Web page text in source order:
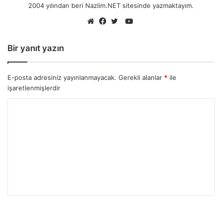
2004 yılından beri Nazlim.NET sitesinde yazmaktayım.
YouTube
Bir yanıt yazın
E-posta adresiniz yayınlanmayacak. Gerekli alanlar * ile
işaretlenmişlerdir